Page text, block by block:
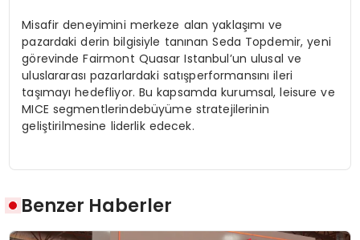
Misafir deneyimini merkeze alan yaklaşımı ve
pazardaki derin bilgisiyle tanınan Seda Topdemir, yeni
görevinde Fairmont QuasarIstanbul’un ulusal ve
uluslararası pazarlardaki satışperformansını ileri
taşımayı hedefliyor. Bukapsamda kurumsal, leisureve
MICE segmentlerindebüyüme stratejilerinin
geliştirilmesine liderlik edecek.
Benzer Haberler